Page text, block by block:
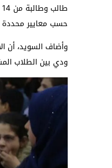
حسب معايير محددة
وأضاف السويد، أن
ودي بين الطلاب